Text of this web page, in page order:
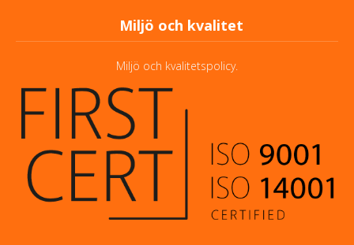
Miljö och kvalitet
Miljö och kvalitetspolicy.